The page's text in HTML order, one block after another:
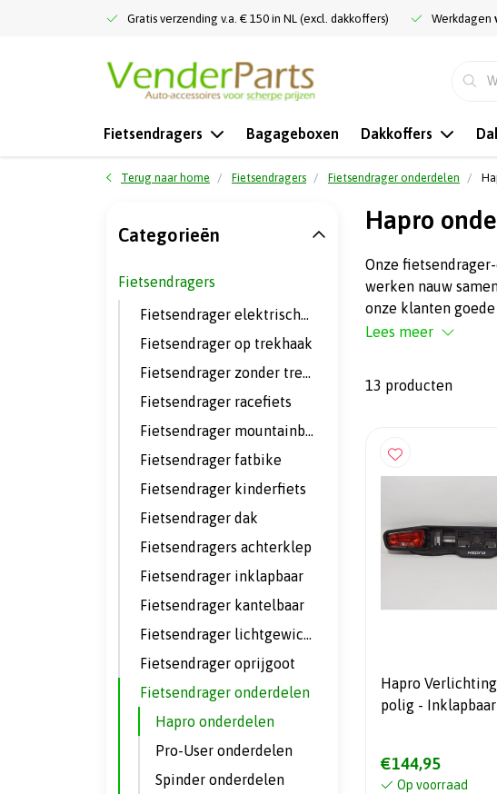
Gratis verzending v.a. € 150 in NL (excl. dakkoffers) Werkdagen
Fietsendragers Bagageboxen Dakkoffers
Terug naar home Fietsendragers Fietsendrager onderdelen
Hapro
Onze
werken nauw
onze klanten
Lees meer
13 producten
Hapro
polig -
€144,95
Op voorraad
Categorieën
Fietsendragers
Fietsendrager elektrische fietsen
Fietsendrager op trekhaak
Fietsendrager zonder trekhaak
Fietsendrager racefiets
Fietsendrager mountainbike
Fietsendrager fatbike
Fietsendrager kinderfiets
Fietsendrager dak
Fietsendragers achterklep
Fietsendrager inklapbaar
Fietsendrager kantelbaar
Fietsendrager lichtgewicht
Fietsendrager oprijgoot
Fietsendrager onderdelen
Hapro onderdelen
Pro-User onderdelen
Spinder onderdelen